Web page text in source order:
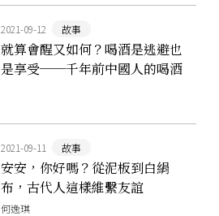
2021-09-12 故事
就算會醒又如何？喝酒是逃避也
是享受──千年前中國人的喝酒
2021-09-11 故事
安安，你好嗎？從泥板到白絹
布，古代⼈這樣維繫友誼
何逸琪